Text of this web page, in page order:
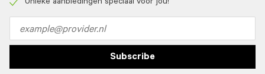
Unieke aanbiedingen speciaal voor jou!
address
Subscribe